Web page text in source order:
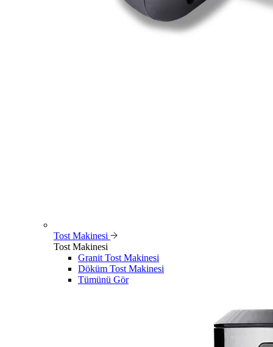
Tost Makinesi
Tost Makinesi
Granit Tost Makinesi
Döküm Tost Makinesi
Tümünü Gör